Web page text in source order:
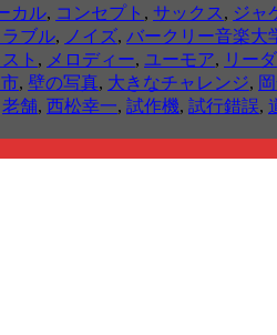
カル, コンセプト , サックス , ジャ
ラブル, ノイズ, バークリー音楽大
ト , メロディー, ユーモア, リー
, 壁の写真, 大きなチャレンジ,
老舗, 西松幸一, 試作機, 試行錯誤,